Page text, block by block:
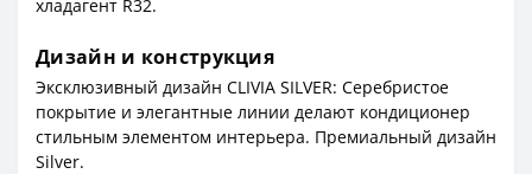
хладагент R32.
Дизайн и конструкция
Эксклюзивный дизайн CLIVIA SILVER: Серебристое
покрытие и элегантные линии делают кондиционер
стильным элементом интерьера. Премиальный дизайн
Silver.